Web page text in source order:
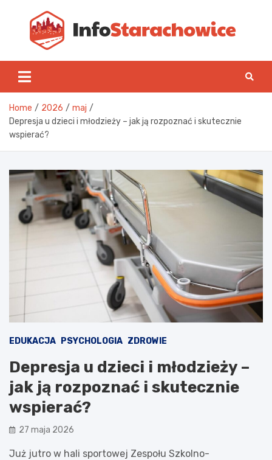
content
Home 2026
maj
Depresja u dzieci i młodzieży – jak ją rozpoznać i skutecznie
wspierać?
EDUKACJA PSYCHOLOGIA ZDROWIE
Depresja u dzieci i młodzieży –
jak ją rozpoznać i skutecznie
wspierać?
27 maja 2026
Już jutro w hali sportowej Zespołu Szkolno-